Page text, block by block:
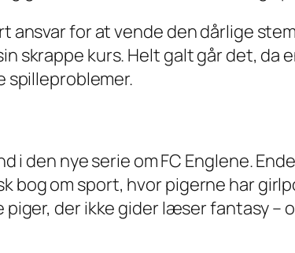
ansvar for at vende den dårlige
skrappe kurs. Helt galt går det,
spilleproblemer.
i den nye serie om FC Englene.
om sport, hvor pigerne har
piger, derikke gider læser fantasy –